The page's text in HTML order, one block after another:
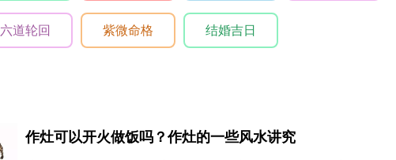
六道轮回 紫微命格 结婚吉日
作灶可以开火做饭吗？作灶的一些风水讲究